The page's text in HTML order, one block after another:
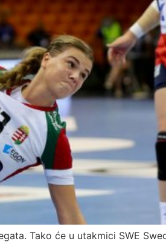
Tako će u utakmici SWE